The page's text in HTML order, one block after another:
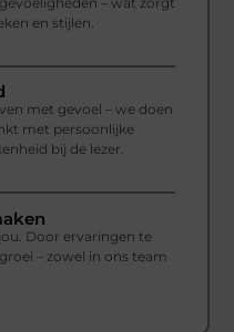
en stijlen.
met gevoel – we doen
met persoonlijke
bij de lezer.
Door ervaringen te
– zowel in ons team